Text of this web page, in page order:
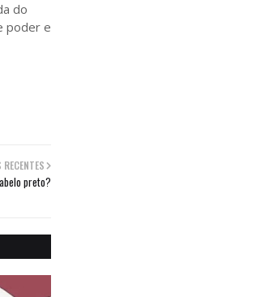
do
poder e
RECENTES
preto?